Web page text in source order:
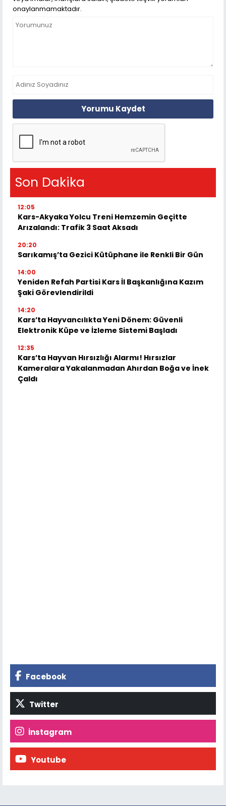
onaylanmamaktadır.
Yorumu Kaydet
Son Dakika
12:05
Kars-Akyaka Yolcu Treni Hemzemin Geçitte
Arızalandı: Trafik 3 Saat Aksadı
20:20
Sarıkamış’ta Gezici Kütüphane ile Renkli Bir Gün
14:00
Yeniden Refah Partisi Kars İl Başkanlığına Kazım
Şaki Görevlendirildi
14:20
Kars’ta Hayvancılıkta Yeni Dönem: Güvenli
Elektronik Küpe ve İzleme Sistemi Başladı
12:35
Kars’ta Hayvan Hırsızlığı Alarmı! Hırsızlar
Kameralara Yakalanmadan Ahırdan Boğa ve İnek
Çaldı
Facebook
Twitter
İnstagram
Youtube